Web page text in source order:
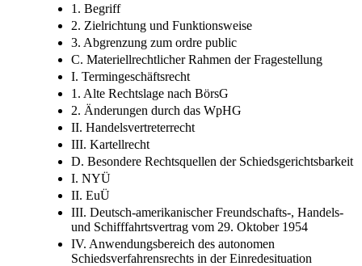
1. Begriff
2. Zielrichtung und Funktionsweise
3. Abgrenzung zum ordre public
C. Materiellrechtlicher Rahmen der Fragestellung
I. Termingeschäftsrecht
1. Alte Rechtslage nach BörsG
2. Änderungen durch das WpHG
II. Handelsvertreterrecht
III. Kartellrecht
D. Besondere Rechtsquellen der Schiedsgerichtsbarkeit
I. NYÜ
II. EuÜ
III. Deutsch-amerikanischer Freundschafts-, Handels-
und Schifffahrtsvertrag vom 29. Oktober 1954
IV. Anwendungsbereich des autonomen
Schiedsverfahrensrechts in der Einredesituation